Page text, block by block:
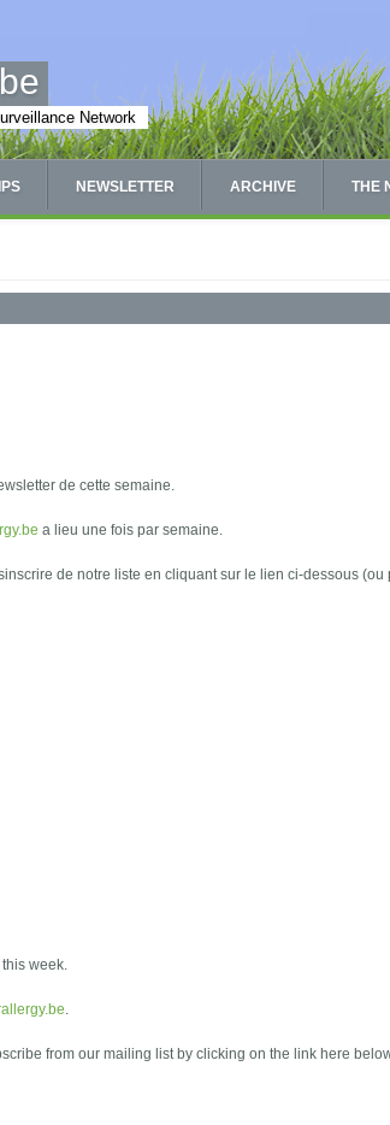
Network
NEWSLETTER ARCHIVE THE
de cette semaine.
a lieu une fois par semaine.
de notre liste en cliquant sur le lien ci-dessous (ou
week.
.
from our mailing list by clicking on the link here